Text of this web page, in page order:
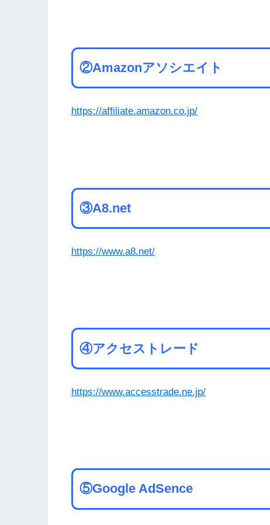
②Amazonアソシエイト
https://affiliate.amazon.co.jp/
③A8.net
https://www.a8.net/
④アクセストレード
https://www.accesstrade.ne.jp/
⑤Google AdSence